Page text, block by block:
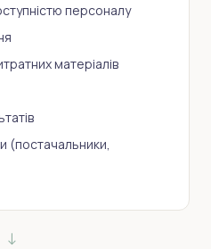
персоналу
матеріалів
(постачальники,
↓